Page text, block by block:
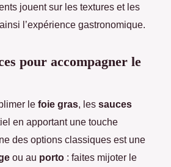
jouent sur les textures et les
l’expérience gastronomique.
pour accompagner le
le foie gras, les sauces
en apportant une touche
des options classiques est une
ou au porto : faites mijoter le